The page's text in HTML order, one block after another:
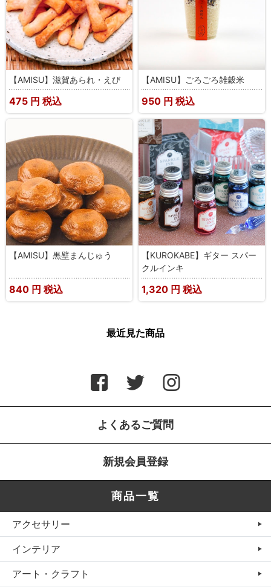
【AMISU】滋賀あられ・えび
475 円 税込
【AMISU】ごろごろ雑穀米
950 円 税込
【AMISU】黒壁まんじゅう
840 円 税込
【KUROKABE】ギター スパー
クルインキ
1,320 円 税込
最近見た商品
よくあるご質問
新規会員登録
商品一覧
アクセサリー
インテリア
アート・クラフト